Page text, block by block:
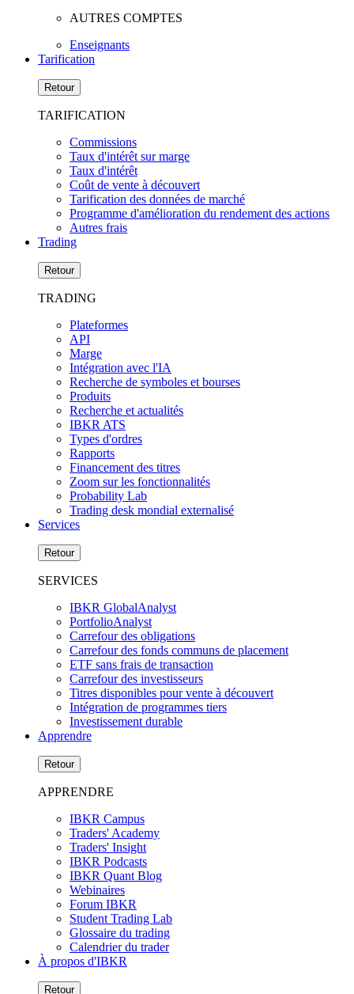
AUTRES COMPTES
Enseignants
Tarification
Retour
TARIFICATION
Commissions
Taux d'intérêt sur marge
Taux d'intérêt
Coût de vente à découvert
Tarification des données de marché
Programme d'amélioration du rendement des actions
Autres frais
Trading
Retour
TRADING
Plateformes
API
Marge
Intégration avec l'IA
Recherche de symboles et bourses
Produits
Recherche et actualités
IBKR ATS
Types d'ordres
Rapports
Financement des titres
Zoom sur les fonctionnalités
Probability Lab
Trading desk mondial externalisé
Services
Retour
SERVICES
IBKR GlobalAnalyst
PortfolioAnalyst
Carrefour des obligations
Carrefour des fonds communs de placement
ETF sans frais de transaction
Carrefour des investisseurs
Titres disponibles pour vente à découvert
Intégration de programmes tiers
Investissement durable
Apprendre
Retour
APPRENDRE
IBKR Campus
Traders' Academy
Traders' Insight
IBKR Podcasts
IBKR Quant Blog
Webinaires
Forum IBKR
Student Trading Lab
Glossaire du trading
Calendrier du trader
À propos d'IBKR
Retour